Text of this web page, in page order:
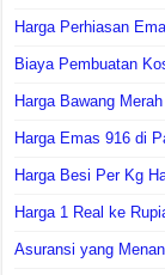
Harga Perhiasan
Biaya Pembuatan
Harga Bawang
Harga Emas 916 di
Harga Besi Per Kg
Harga 1 Real ke
Asuransi yang